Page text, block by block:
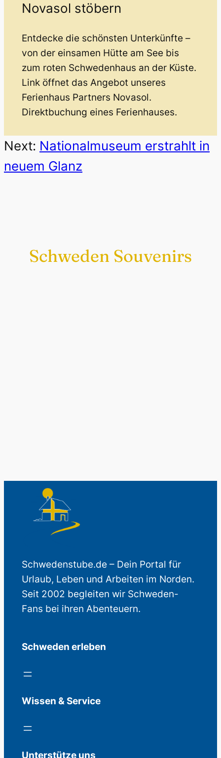
Novasol stöbern
Entdecke die schönsten Unterkünfte –
von der einsamen Hütte am See bis
zum roten Schwedenhaus an der Küste.
Link öffnet das Angebot unseres
Ferienhaus Partners Novasol.
Direktbuchung eines Ferienhauses.
Next: Nationalmuseum erstrahlt in
neuem Glanz
Schweden Souvenirs
Schwedenstube.de – Dein Portal für
Urlaub, Leben und Arbeiten im Norden.
Seit 2002 begleiten wir Schweden-
Fans bei ihren Abenteuern.
Schweden erleben
Wissen & Service
Unterstütze uns